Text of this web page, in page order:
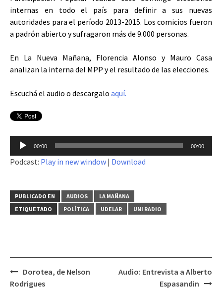
internas en todo el país para definir a sus nuevas
autoridades para el período 2013-2015. Los comicios fueron
a padrón abierto y sufragaron más de 9.000 personas.
En La Nueva Mañana, Florencia Alonso y Mauro Casa
analizan la interna del MPP y el resultado de las elecciones.
Escuchá el audio o descargalo aquí.
Reproductor
audio
00:00 00:00
Podcast: Play in new window | Download
PUBLICADO EN AUDIOS
LA MAÑANA
ETIQUETADO
POLÍTICA UDELAR UNI RADIO
Navegación
Dorotea, de Nelson
Rodrigues
Audio: Entrevista a Alberto
Espasandin